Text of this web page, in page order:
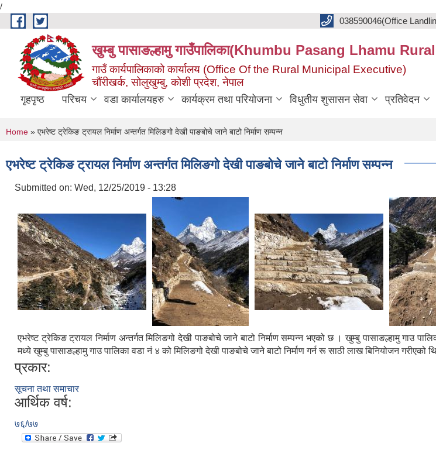
/
Skip to main content
038590046(Office
खुम्बु पासाङल्हामु गाउँपालिका(Khumbu Pasang Lhamu
गाउँ कार्यपालिकाको कार्यालय (Office Of the Rural Municipal Executive)
चौंरीखर्क, सोलुखुम्बु, कोशी प्रदेश, नेपाल
गृहपृष्ठ परिचय वडा कार्यालयहरु कार्यक्रम तथा परियोजना विधुतीय शुसासन सेवा प्रतिवेदन
You are here
Home » एभरेष्ट ट्रेकिङ ट्रायल निर्माण अन्तर्गत मिलिङगो देखी पाङबोचे जाने बाटो निर्माण सम्पन्न
एभरेष्ट ट्रेकिङ ट्रायल निर्माण अन्तर्गत मिलिङगो देखी पाङबोचे जाने बाटो निर्माण सम्पन्न
Submitted on: Wed, 12/25/2019 - 13:28
एभरेष्ट ट्रेकिङ ट्रायल निर्माण अन्तर्गत मिलिङगो देखी पाङबोचे जाने बाटो निर्माण सम्पन्न भएको छ । खुम्बु पासाङल्हामु गाउ
मध्ये खुम्बु पासाङल्हामु गाउ पालिका वडा नं ४ को मिलिङगो देखी पाङबोचे जाने बाटो निर्माण गर्न रू साठी लाख बिनियोजन गरीएको
प्रकार:
सूचना तथा समाचार
आर्थिक वर्ष:
७६/७७